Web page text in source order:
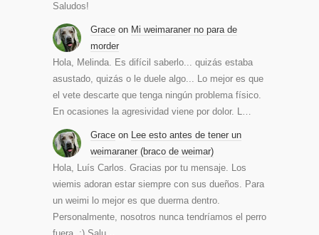
Saludos!
Grace on Mi weimaraner no para de
morder
Hola, Melinda. Es difícil saberlo... quizás estaba
asustado, quizás o le duele algo... Lo mejor es que
el vete descarte que tenga ningún problema físico.
En ocasiones la agresividad viene por dolor. L…
Grace on Lee esto antes de tener un
weimaraner (braco de weimar)
Hola, Luís Carlos. Gracias por tu mensaje. Los
wiemis adoran estar siempre con sus dueños. Para
un weimi lo mejor es que duerma dentro.
Personalmente, nosotros nunca tendríamos el perro